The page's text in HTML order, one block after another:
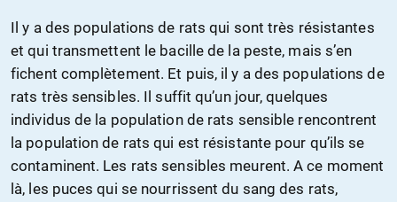
Il y a des populations de rats qui sont très résistantes
et qui transmettent le bacille de la peste, mais s’en
fichent complètement. Et puis, il y a des populations de
rats très sensibles. Il suffit qu’un jour, quelques
individus de la population de rats sensible rencontrent
la population de rats qui est résistante pour qu’ils se
contaminent. Les rats sensibles meurent. A ce moment
là, les puces qui se nourrissent du sang des rats,